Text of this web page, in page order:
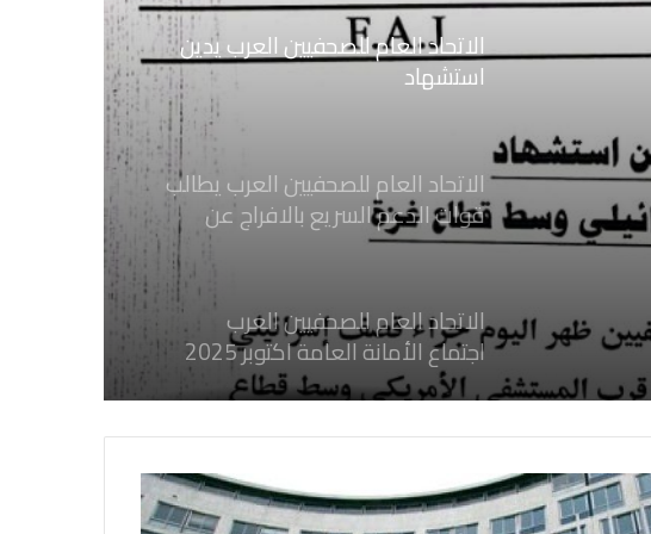
الاتحاد العام للصحفيين العرب يطالب
قوات الدعم السريع بالافراج عن
الصحفيين السودانيين المعتقلين لديها
الاتحاد العام للصحفيين العرب
اجتماع الأمانة العامة اكتوبر 2025
الاتحاد العام للصحفيين العرب يدين
بكل قوة جرائم الاحتلال الصهيوني فى
غزة والتي نتج عنها اغتيال خمسة
صحفيين فلسطينيين
بكل قوة جريمة إغتيال الاحتلال
الصهيوني للصحفيين الفسطينيين فى